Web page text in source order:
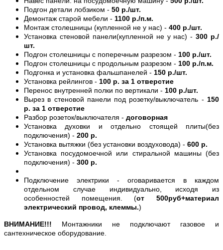
Подгон детали лобзиком - 50 р./шт.
Демонтаж старой мебели - 1100 р./п.м.
Монтаж столешницы (купленной не у нас) - 400 р./шт.
Установка стеновой панели(купленной не у нас) -300 р./
шт.
Подгон столешницы с поперечным разрезом - 100 р./шт.
Подгон столешницы с продольным разрезом - 100 р./п.м.
Подгонка и установка фальшпанелей - 150 р./шт.
Установка рейлингов - 100 р. за 1 отверстие
Перенос внутренней полки по вертикали - 100 р./шт.
Вырез в стеновой панели под розетку/выключатель - 150
р. за 1 отверстие
Разбор розеток/выключателя - договорная
Установка духовки и отдельно стоящей плиты(без
подключения) - 200 р.
Установка вытяжки (без установки воздуховода) - 600 р.
Установка посудомоечной или стиральной машины (без
подключения) - 300 р.
Подключение электрики - оговаривается в каждом
отдельном случае индивидуально, исходя из
особенностей помещения. (от 500руб+материал
электрический провод, клеммы.)
ВНИМАНИЕ!!! Монтажники не подключают газовое и
сантехническое оборудование.